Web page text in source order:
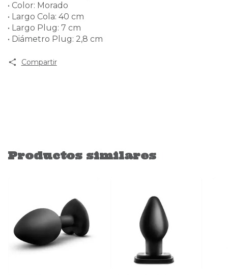
• Color: Morado
• Largo Cola: 40 cm
• Largo Plug: 7 cm
• Diámetro Plug: 2,8 cm
Compartir
Productos similares